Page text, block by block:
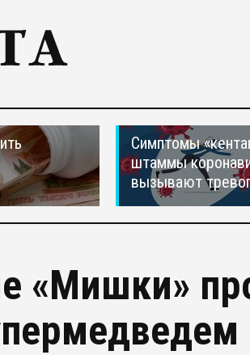
Симптомы
штаммы
вызывают
«Мишки»